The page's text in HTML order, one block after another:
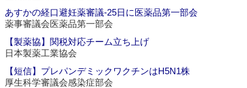
あすかの経口避妊薬審議‐25日に医薬品第一部会
薬事審議会医薬品第一部会
【製薬協】関税対応チーム立ち上げ
日本製薬工業協会
【短信】プレパンデミックワクチンはH5N1株
厚生科学審議会感染症部会